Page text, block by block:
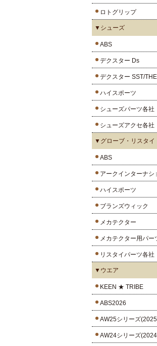
ロトグリップ
▼シューズ
ABS
デクスター Ds
デクスター SST/
ハイスポーツ
シューズパーツ各社
シューズアクセ各社
▼グローブ・リスタイ
ABS
アークインターナシ
ハイスポーツ
ブランズウィック
メカテクター
メカテクター用パー
リスタイパーツ各社
▼ウエア
KEEN ★ TRIBE
ABS2026
AW25シリーズ
AW24シリーズ